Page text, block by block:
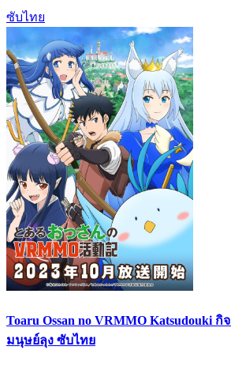
ซับไทย
Toaru Ossan no VRMMO Katsudouki
มนุษย์ลุง ซับไทย